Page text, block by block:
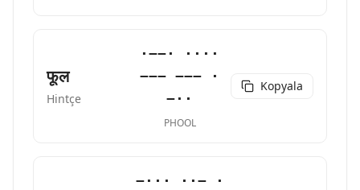
फूल
Hintçe
·−−· ····
−−− −−− ·
−··
PHOOL
Kopyala
−··· ··− ·